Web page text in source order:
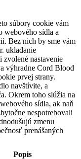
súbory cookie vám
webového sídla a
Bez nich by sme vám
ukladanie
zvolené nastavenie
výhradne Cord Blood
prvej strany.
navštívite, a
Okrem toho slúžia na
sídla, ak naň
nespotrebovali
zmenu
prenášaných
Popis